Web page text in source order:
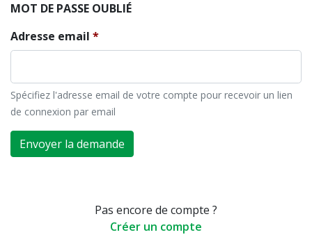
MOT DE PASSE OUBLIÉ
Adresse email
Spécifiez l'adresse email de votre compte pour recevoir un lien
de connexion par email
Envoyer la demande
Pas encore de compte ?
Créer un compte